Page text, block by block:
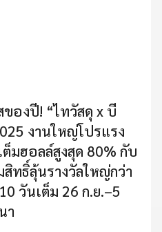
องปี! “ไทวัสดุ x บี
งานใหญ่โปรแรง
มฮอลล์สูงสุด 80% กับ
ทธิ์ลุ้นรางวัลใหญ่กว่า
วันเต็ม 26 ก.ย.–5
า